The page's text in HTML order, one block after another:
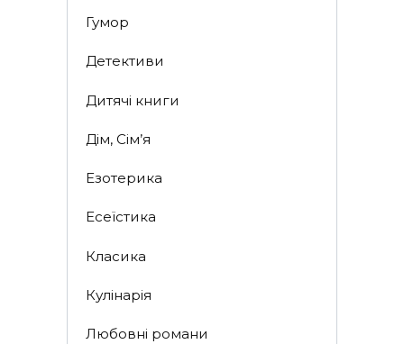
Гумор
Детективи
Дитячі книги
Дім, Сім’я
Езотерика
Есеїстика
Класика
Кулінарія
Любовні романи